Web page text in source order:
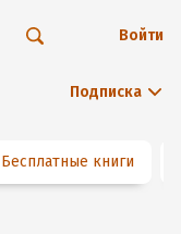
Подписка
Войти
Бесплатные книги